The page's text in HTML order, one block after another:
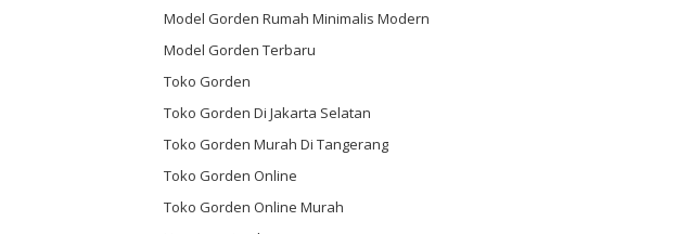
Model Gorden Rumah Minimalis Modern
Model Gorden Terbaru
Toko Gorden
Toko Gorden Di Jakarta Selatan
Toko Gorden Murah Di Tangerang
Toko Gorden Online
Toko Gorden Online Murah